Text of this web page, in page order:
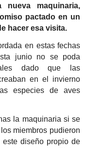
nueva maquinaria,
pactado en un
hacer esa visita.
en estas fechas
junio no se poda
dado que las
en el invierno
especies de aves
la maquinaria si se
miembros pudieron
diseño propio de